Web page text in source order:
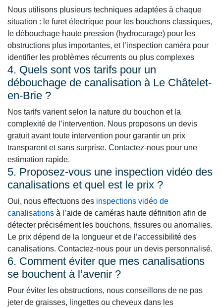
Nous utilisons plusieurs techniques adaptées à chaque
situation : le furet électrique pour les bouchons classiques,
le débouchage haute pression (hydrocurage) pour les
obstructions plus importantes, et l’inspection caméra pour
identifier les problèmes récurrents ou plus complexes
4. Quels sont vos tarifs pour un
débouchage de canalisation à Le Châtelet-
en-Brie ?
Nos tarifs varient selon la nature du bouchon et la
complexité de l’intervention. Nous proposons un devis
gratuit avant toute intervention pour garantir un prix
transparent et sans surprise. Contactez-nous pour une
estimation rapide.
5. Proposez-vous une inspection vidéo des
canalisations et quel est le prix ?
Oui, nous effectuons des inspections vidéo de
canalisations à l’aide de caméras haute définition afin de
détecter précisément les bouchons, fissures ou anomalies.
Le prix dépend de la longueur et de l’accessibilité des
canalisations. Contactez-nous pour un devis personnalisé.
6. Comment éviter que mes canalisations
se bouchent à l’avenir ?
Pour éviter les obstructions, nous conseillons de ne pas
jeter de graisses, lingettes ou cheveux dans les